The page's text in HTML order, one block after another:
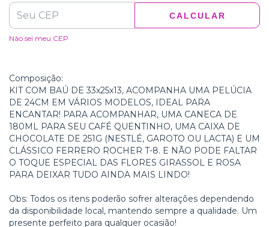
CALCULAR
Não sei meu CEP
Composição:
KIT COM BAÚ DE 33x25x13, ACOMPANHA UMA PELÚCIA
DE 24CM EM VÁRIOS MODELOS, IDEAL PARA
ENCANTAR! PARA ACOMPANHAR, UMA CANECA DE
180ML PARA SEU CAFÉ QUENTINHO, UMA CAIXA DE
CHOCOLATE DE 251G (NESTLÉ, GAROTO OU LACTA) E UM
CLÁSSICO FERRERO ROCHER T-8. E NÃO PODE FALTAR
O TOQUE ESPECIAL DAS FLORES GIRASSOL E ROSA
PARA DEIXAR TUDO AINDA MAIS LINDO!
Obs: Todos os itens poderão sofrer alterações dependendo
da disponibilidade local, mantendo sempre a qualidade. Um
presente perfeito para qualquer ocasião!